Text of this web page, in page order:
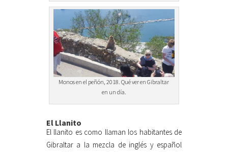
Monos en el peñón, 2018. Qué ver en Gibraltar
en un día.
El Llanito
El llanito es como llaman los habitantes de
Gibraltar a la mezcla de inglés y español